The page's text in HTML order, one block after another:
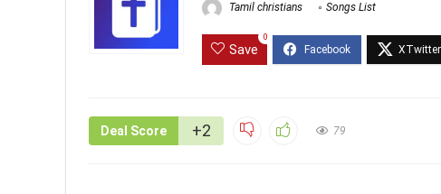
Tamil christians Songs List
Save
0
Deal Score +2 79